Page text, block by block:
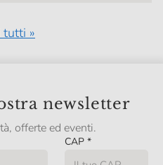
tutti »
newsletter
offerte ed eventi.
CAP *